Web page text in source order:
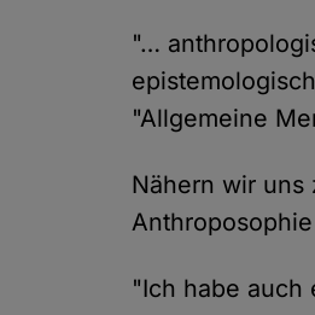
"…
"Allgemeine
Nähern wir
"Ich habe auch